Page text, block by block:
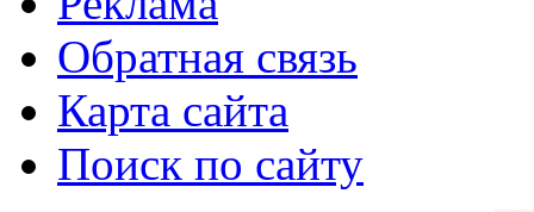
Обратная связь
Карта сайта
Поиск по сайту